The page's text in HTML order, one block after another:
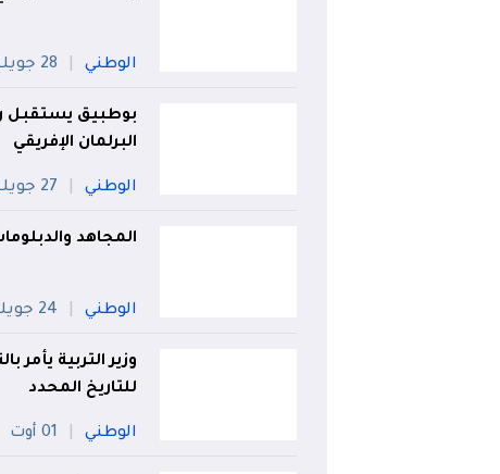
الوطني 28 جويلية
بوطبيق يستقبل
البرلمان الإفريقي
الوطني 27 جويلية
المجاهد
الوطني 24 جويلية
وزير التربية
للتاريخ المحدد
الوطني 01 أوت